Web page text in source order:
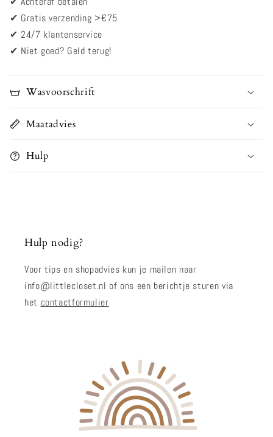
jurkje
wit
top
jurkje
wit
top
✔ Gratis verzending >€75
✔24/7 klantenservice
✔ Niet goed? Geld terug!
Wasvoorschrift
Maatadvies
Hulp
Hulp nodig?
Voor tips en shopadvies kun je mailen naar
info@littlecloset.nl of ons een berichtje sturen via
het contactformulier